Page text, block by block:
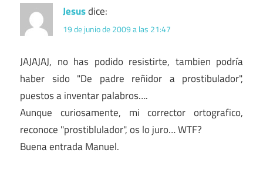
Jesusdice:
19 de junio de 2009 a las 21:47
JAJAJAJ, no has podido resistirte, tambien podría
haber sido "De padre reñidor a prostibulador",
puestos a inventar palabros….
Aunque curiosamente, mi corrector ortografico,
reconoce "prostiblulador", os lo juro… WTF?
Buena entrada Manuel.